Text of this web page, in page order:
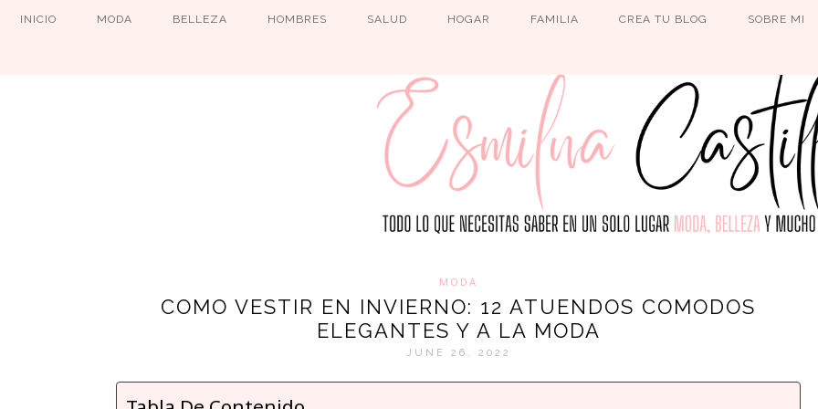
INICIO MODA BELLEZA HOMBRES SALUD HOGAR FAMILIA CREA TU BLOG SOBRE MI
MODA
COMO VESTIR EN INVIERNO: 12 ATUENDOS COMODOS
ELEGANTES Y A LA MODA
JUNE 26, 2022